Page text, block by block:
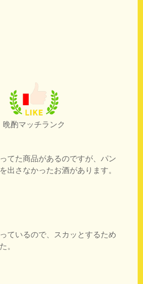
晩酌マッチランク
てた商品があるのですが、パン
出さなかったお酒があります。
ているので、スカッとするため
。